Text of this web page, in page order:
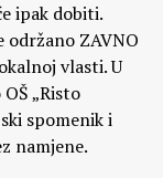
ipak dobiti.
održano ZAVNO
vlasti. U
„Risto
spomenik i
namjene.